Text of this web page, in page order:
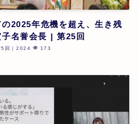
2025年危機を超え、生き残
名誉会長 | 第25回
回｜2024 173